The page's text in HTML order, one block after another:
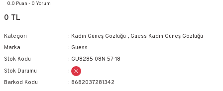
0.0 Puan - 0 Yorum
0 TL
Kategori Kadın Güneş Gözlüğü , Guess Kadın Güneş Gözlüğü
Marka
Guess
Stok Kodu
GU8285 08N 57-18
Stok Durumu
Barkod Kodu
8682037281342